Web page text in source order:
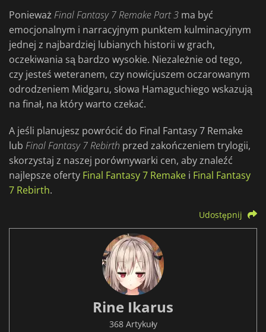
PonieważFinal Fantasy 7 Remake Part 3 ma być
emocjonalnym i narracyjnym punktem kulminacyjnym
jednej z najbardziej lubianych historii w grach,
oczekiwania są bardzo wysokie. Niezależnie od tego,
czy jesteś weteranem, czy nowicjuszem oczarowanym
odrodzeniem Midgaru, słowa Hamaguchiego wskazują
na finał, na który warto czekać.
A jeśli planujesz powrócić do Final Fantasy 7 Remake
lub Final Fantasy 7 Rebirth przed zakończeniem trylogii,
skorzystaj z naszej porównywarki cen, aby znaleźć
najlepsze oferty Final Fantasy 7 Remake i Final Fantasy
7 Rebirth.
Udostępnij
Rine Ikarus
368 Artykuły